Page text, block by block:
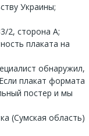
Украины;
2, сторона А;
плаката на
обнаружил,
плакат формата
постер и мы
(Сумская область)